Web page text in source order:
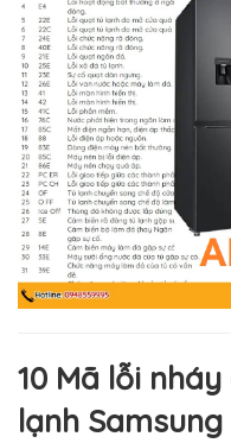
10 Mã lỗi
lạnh Samsung